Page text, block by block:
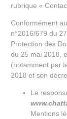
rubrique «
Conformément
n°2016/679 du
Protection des
du 25 mai 2018,
(notamment par
2018 et son
Le
Mentions